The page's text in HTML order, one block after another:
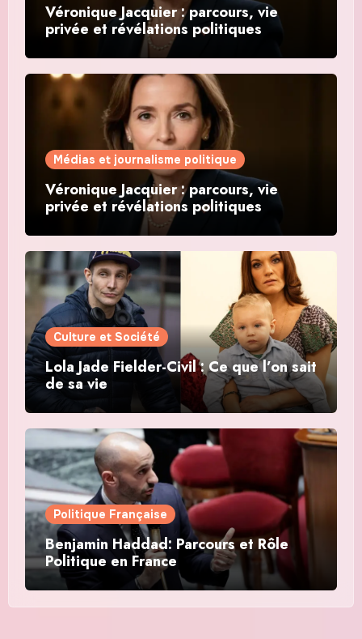
Véronique Jacquier : parcours, vie
privée et révélations politiques
Médias et journalisme politique
Véronique Jacquier : parcours, vie
privée et révélations politiques
Culture et Société
Lola Jade Fielder-Civil : Ce que l’on sait
de sa vie
Politique Française
Benjamin Haddad: Parcours et Rôle
Politique en France